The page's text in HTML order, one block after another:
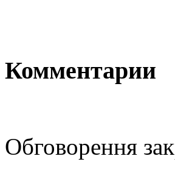
Комментарии
Обговорення